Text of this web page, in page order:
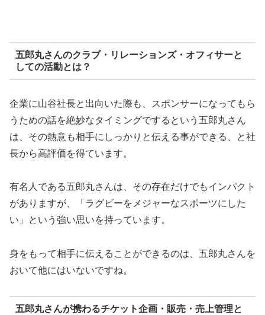
五郎丸さんのクラブ・リレーションズ・オフィサーと
しての活動とは？
企業に山谷社長と出向いた際も、スポンサーになってもら
うための話を絶妙なタイミングでするという五郎丸さん
は、その熱意も相手にしっかりと伝える事ができる、と社
長から高評価を得ています。
有名人である五郎丸さんは、その存在だけでもインパクト
がありますが、「ラグビーをメジャーなスポーツにした
い」という強い思いを持っています。
身をもって相手に伝えることができるのは、五郎丸さんを
おいて他にはいないですね。
五郎丸さんが携わるチケット企画・販売・売上管理と